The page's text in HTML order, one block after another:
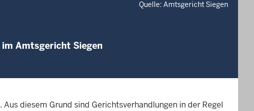
Quelle: Amtsgericht Siegen
Amtsgericht Siegen
diesem Grund sind Gerichtsverhandlungen in der Regel